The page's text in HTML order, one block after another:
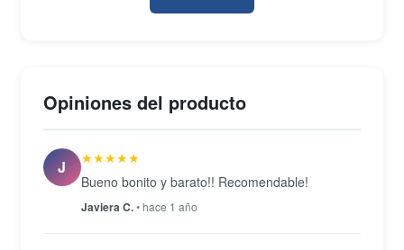
dos puertos USB 3.0, FireWire 800, Gigabit
tamaño completo con sensor de luz ambiental y el
multidedo completan una experiencia de uso
coherente con la filosofía de Apple. Se entrega en
condición Seminuevo con cargador MagSafe de 60
Opiniones del producto
J
★★★★★
Bueno bonito y barato!! Recomendable!
Javiera C.• hace 1 año